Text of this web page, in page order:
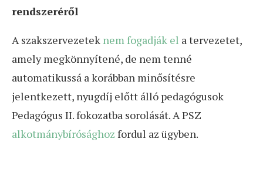
rendszeréről
A szakszervezetek nem fogadják el a tervezetet,
amely megkönnyítené, de nem tenné
automatikussá a korábban minősítésre
jelentkezett, nyugdíj előtt álló pedagógusok
Pedagógus II. fokozatba sorolását. A PSZ
alkotmánybírósághoz fordul az ügyben.